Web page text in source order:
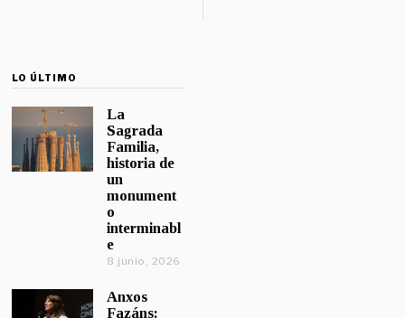
LO ÚLTIMO
La
Sagrada
Familia,
historia de
un
monument
o
interminabl
e
8 junio, 2026
Anxos
Fazáns: